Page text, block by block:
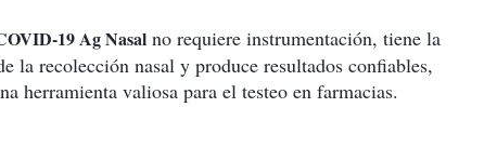
19 Ag Nasal no requiere instrumentación, tiene la
la recolección nasal y produce resultados confiables,
herramienta valiosa para el testeo en farmacias.